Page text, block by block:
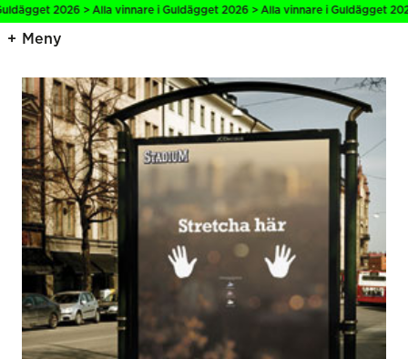
2026 > Alla vinnare i Guldägget 2026 > Alla vinnare i Guldägget
Meny